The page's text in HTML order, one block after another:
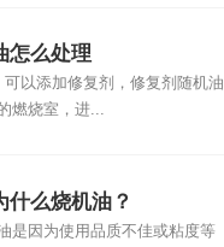
怎么处理
可以添加修复剂，修复剂随机油
燃烧室，进...
什么烧机油？
是因为使用品质不佳或粘度等